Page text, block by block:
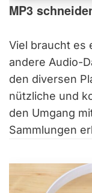
MP3
Viel braucht es
andere Audio-
den diversen
nützliche und
den Umgang
Sammlungen